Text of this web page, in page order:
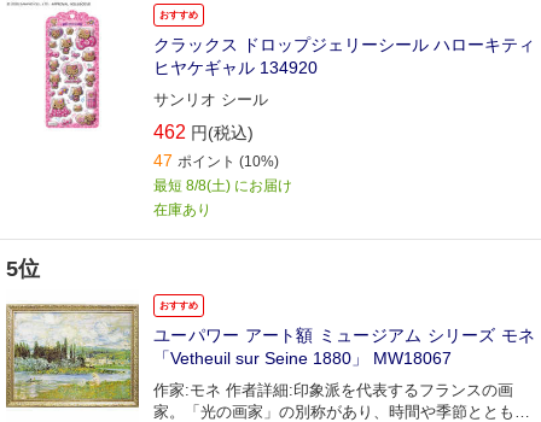
おすすめ
クラックス ドロップジェリーシール ハローキティ
ヒヤケギャル 134920
サンリオ シール
462 円(税込)
47 ポイント (10%)
最短 8/8(土) にお届け
在庫あり
5位
おすすめ
ユーパワー アート額 ミュージアム シリーズ モネ
「Vetheuil sur Seine 1880」 MW18067
作家:モネ 作者詳細:印象派を代表するフランスの画
家。「光の画家」の別称があり、時間や季節とともに